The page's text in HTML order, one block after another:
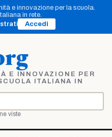
e innovazione per la scuola.
in rete.
Accedi
E INNOVAZIONE PER
ITALIANA IN
viste